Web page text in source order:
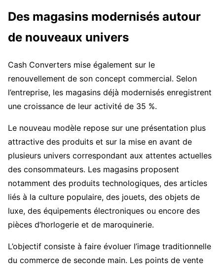
Des magasins modernisés autour
de nouveaux univers
Cash Converters mise également sur le
renouvellement de son concept commercial. Selon
l’entreprise, les magasins déjà modernisés enregistrent
une croissance de leur activité de 35 %.
Le nouveau modèle repose sur une présentation plus
attractive des produits et sur la mise en avant de
plusieurs univers correspondant aux attentes actuelles
des consommateurs. Les magasins proposent
notamment des produits technologiques, des articles
liés à la culture populaire, des jouets, des objets de
luxe, des équipements électroniques ou encore des
pièces d’horlogerie et de maroquinerie.
L’objectif consiste à faire évoluer l’image traditionnelle
du commerce de seconde main. Les points de vente